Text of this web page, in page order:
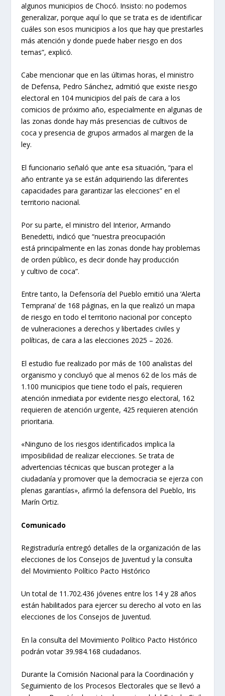
algunos municipios de Chocó. Insisto: no podemos
generalizar, porque aquí lo que se trata es de identificar
cuáles son esos municipios a los que hay que prestarles
más atención y donde puede haber riesgo en dos
temas”, explicó.
Cabe mencionar que en las últimas horas, el ministro
de Defensa, Pedro Sánchez, admitió que existe riesgo
electoral en 104 municipios del país de cara a los
comicios de próximo año, especialmente en algunas de
las zonas donde hay más presencias de cultivos de
coca y presencia de grupos armados al margen de la
ley.
El funcionario señaló que ante esa situación, “para el
año entrante ya se están adquiriendo las diferentes
capacidades para garantizar las elecciones” en el
territorio nacional.
Por su parte, el ministro del Interior, Armando
Benedetti, indicó que “nuestra preocupación
está principalmente en las zonas donde hay problemas
de orden público, es decir donde hay producción
y cultivo de coca”.
Entre tanto, la Defensoría del Pueblo emitió una ‘Alerta
Temprana’ de 168 páginas, en la que realizó un mapa
de riesgo en todo el territorio nacional por concepto
de vulneraciones a derechos y libertades civiles y
políticas, de cara a las elecciones 2025 – 2026.
El estudio fue realizado por más de 100 analistas del
organismo y concluyó que al menos 62 de los más de
1.100 municipios que tiene todo el país, requieren
atención inmediata por evidente riesgo electoral, 162
requieren de atención urgente, 425 requieren atención
prioritaria.
«Ninguno de los riesgos identificados implica la
imposibilidad de realizar elecciones. Se trata de
advertencias técnicas que buscan proteger a la
ciudadanía y promover que la democracia se ejerza con
plenas garantías», afirmó la defensora del Pueblo, Iris
Marín Ortiz.
Comunicado
Registraduría entregó detalles de la organización de las
elecciones de los Consejos de Juventud y la consulta
del Movimiento Político Pacto Histórico
Un total de 11.702.436 jóvenes entre los 14 y 28 años
están habilitados para ejercer su derecho al voto en las
elecciones de los Consejos de Juventud.
En la consulta del Movimiento Político Pacto Histórico
podrán votar 39.984.168 ciudadanos.
Durante la Comisión Nacional para la Coordinación y
Seguimiento de los Procesos Electorales que se llevó a